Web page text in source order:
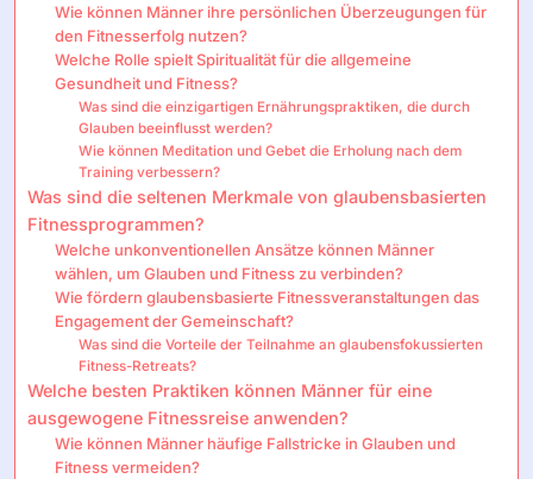
Wie können Männer ihre persönlichen Überzeugungen für
den Fitnesserfolg nutzen?
Welche Rolle spielt Spiritualität für die allgemeine
Gesundheit und Fitness?
Was sind die einzigartigen Ernährungspraktiken, die durch
Glauben beeinflusst werden?
Wie können Meditation und Gebet die Erholung nach dem
Training verbessern?
Was sind die seltenen Merkmale von glaubensbasierten
Fitnessprogrammen?
Welche unkonventionellen Ansätze können Männer
wählen, um Glauben und Fitness zu verbinden?
Wie fördern glaubensbasierte Fitnessveranstaltungen das
Engagement der Gemeinschaft?
Was sind die Vorteile der Teilnahme an glaubensfokussierten
Fitness-Retreats?
Welche besten Praktiken können Männer für eine
ausgewogene Fitnessreise anwenden?
Wie können Männer häufige Fallstricke in Glauben und
Fitness vermeiden?